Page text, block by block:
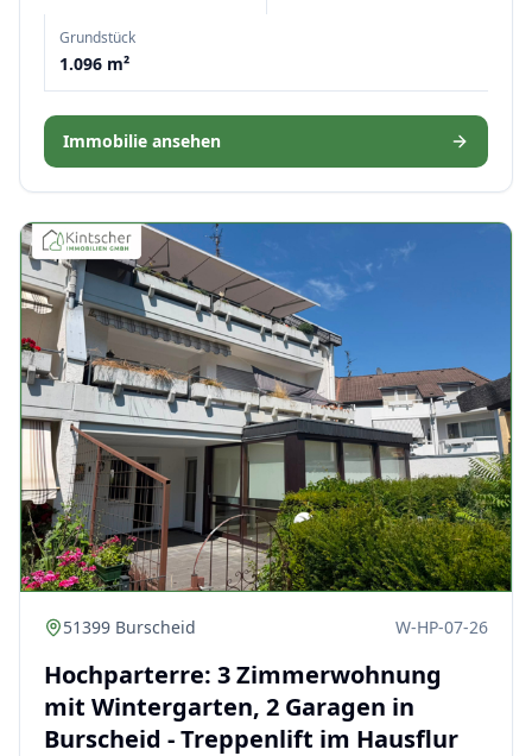
Grundstück
1.096 m²
Immobilie ansehen
51399 Burscheid W-HP-07-26
Hochparterre: 3 Zimmerwohnung
mit Wintergarten, 2 Garagen in
Burscheid - Treppenlift im Hausflur